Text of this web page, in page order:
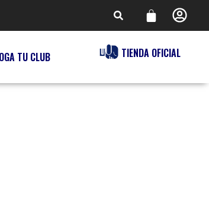
TU CLUB TIENDA OFICIAL